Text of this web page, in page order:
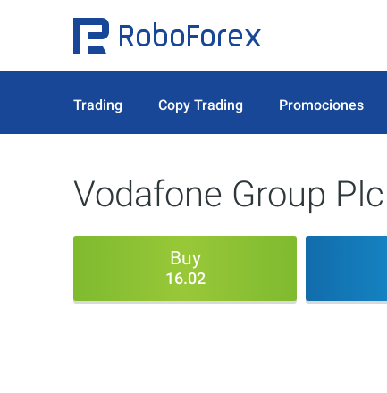
Trading Copy Trading Promociones
Vodafone Group Plc
Buy
16.02